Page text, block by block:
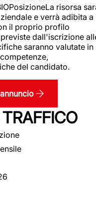
risorsa
e verrà adibita a
il proprio profilo
dall'iscrizione
saranno valutate in
del candidato.